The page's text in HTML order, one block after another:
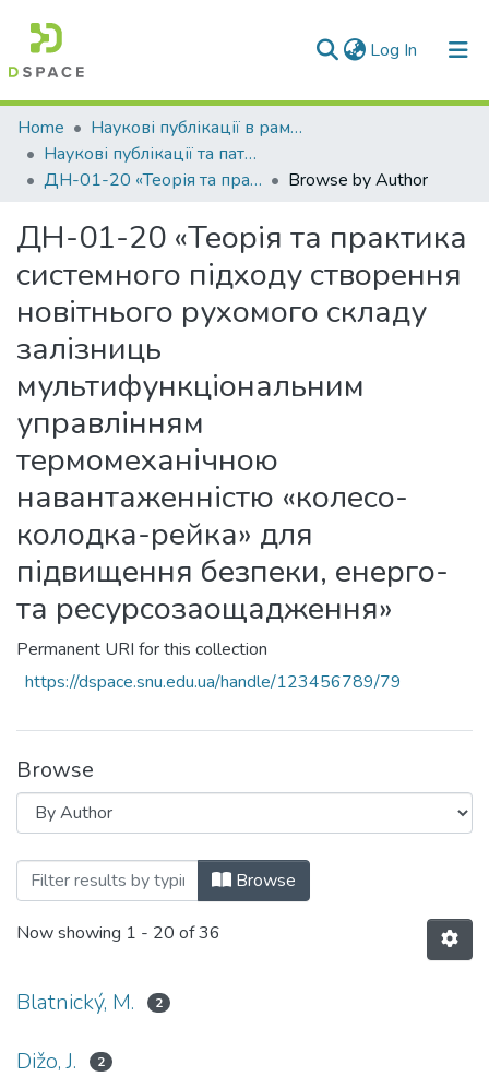
Log In (current)
Communities & Collections
All of DSpace
Home
Наукові публікації в рамках виконання держбюджетних науково-дослідних робіт
Наукові публікації та патенти в рамках виконання держбюджетних науково-дослідних робіт 2020 р.
ДН-01-20 «Теорія та практика системного підходу створення новітнього рухомого складу залізниць мультифункціональним управлінням термомеханічною навантаженністю «колесо-колодка-рейка» для підвищення безпеки, енерго- та ресурсозаощадження»
Browse by Author
ДН-01-20 «Теорія та практика
системного підходу створення
новітнього рухомого складу
залізниць
мультифункціональним
управлінням
термомеханічною
навантаженністю «колесо-
колодка-рейка» для
підвищення безпеки, енерго-
та ресурсозаощадження»
Permanent URI for this collection
https://dspace.snu.edu.ua/handle/123456789/79
Browse
Browsing ДН-01-20 «Теорія та
Browse
Now showing 1 - 20 of 36
Blatnický, M. 2
Dižo, J. 2